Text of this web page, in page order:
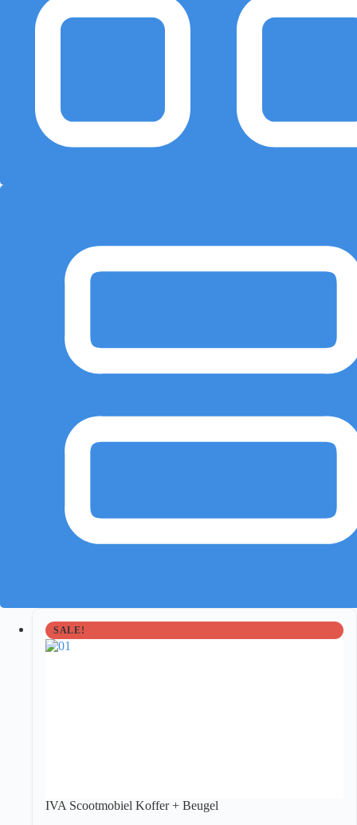
SALE!
IVA Scootmobiel Koffer + Beugel